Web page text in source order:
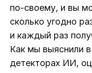
по-своему, и вы
сколько угодно
и каждый раз
Как мы выяснили
детекторах ИИ,